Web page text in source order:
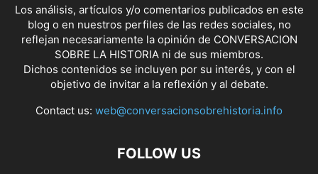
Los análisis, artículos y/o comentarios publicados en este
blog o en nuestros perfiles de las redes sociales, no
reflejan necesariamente la opinión de CONVERSACION
SOBRE LA HISTORIA ni de sus miembros.
Dichos contenidos se incluyen por su interés, y con el
objetivo de invitar a la reflexión y al debate.
Contact us: web@conversacionsobrehistoria.info
FOLLOW US